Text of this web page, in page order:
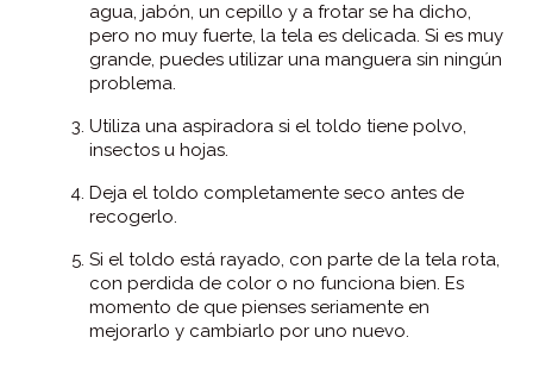
agua, jabón, un cepillo y a frotar se ha dicho,
pero no muy fuerte, la tela es delicada. Si es muy
grande, puedes utilizar una manguera sin ningún
problema.
Utiliza una aspiradora si el toldo tiene polvo,
insectos u hojas.
Deja el toldo completamente seco antes de
recogerlo.
Si el toldo está rayado, con parte de la tela rota,
con perdida de color o no funciona bien. Es
momento de que pienses seriamente en
mejorarlo y cambiarlo por uno nuevo.